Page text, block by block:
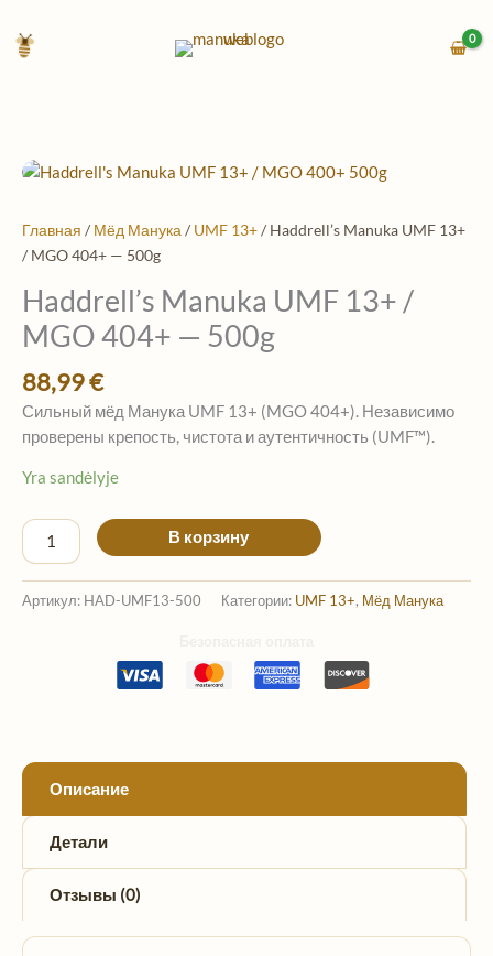
содержимому
Главная / Мёд Манука / UMF 13+/ Haddrell’s Manuka UMF 13+
/ MGO 404+ — 500g
Haddrell’s Manuka UMF 13+ /
MGO 404+ — 500g
88,99€
Сильный мёд Манука UMF 13+ (MGO 404+). Независимо
проверены крепость, чистота и аутентичность (UMF™).
Yra sandėlyje
Количество
Haddrell's
Manuka
13+
/
MGO
404+
В корзину
Артикул: HAD-UMF13-500 Категории: UMF 13+, Мёд Манука
Описание
Детали
Отзывы (0)